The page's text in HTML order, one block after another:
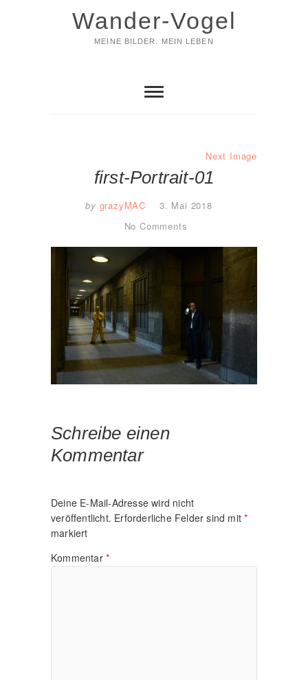
Wander-Vogel
MEINE BILDER. MEIN LEBEN
Next Image
first-Portrait-01
by grazyMAC
3. Mai 2018
No Comments
Schreibe einen
Kommentar
Deine E-Mail-Adresse wird nicht
veröffentlicht. Erforderliche Felder sind mit*
markiert
Kommentar *